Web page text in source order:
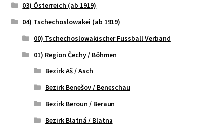
03) Österreich (ab 1919)
04) Tschechoslowakei (ab 1919)
00) Tschechoslowakischer Fussball Verband
01) Region Čechy / Böhmen
Bezirk Aš / Asch
Bezirk Benešov / Beneschau
Bezirk Beroun / Beraun
Bezirk Blatná / Blatna